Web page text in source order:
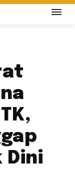
Dini